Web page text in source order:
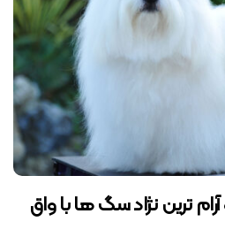
ترین نژاد سگ ها با واق